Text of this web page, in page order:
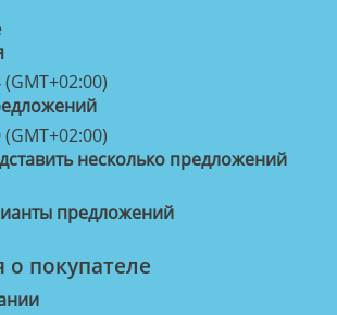
несколько предложений
предложений
покупателе